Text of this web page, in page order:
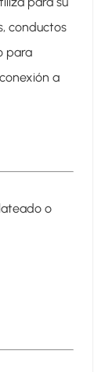
conductos
para
a
o